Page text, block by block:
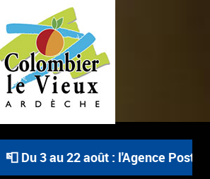
📮 Du 3 au 22 août : l'Agence